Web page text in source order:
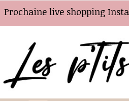
Prochaine live shopping